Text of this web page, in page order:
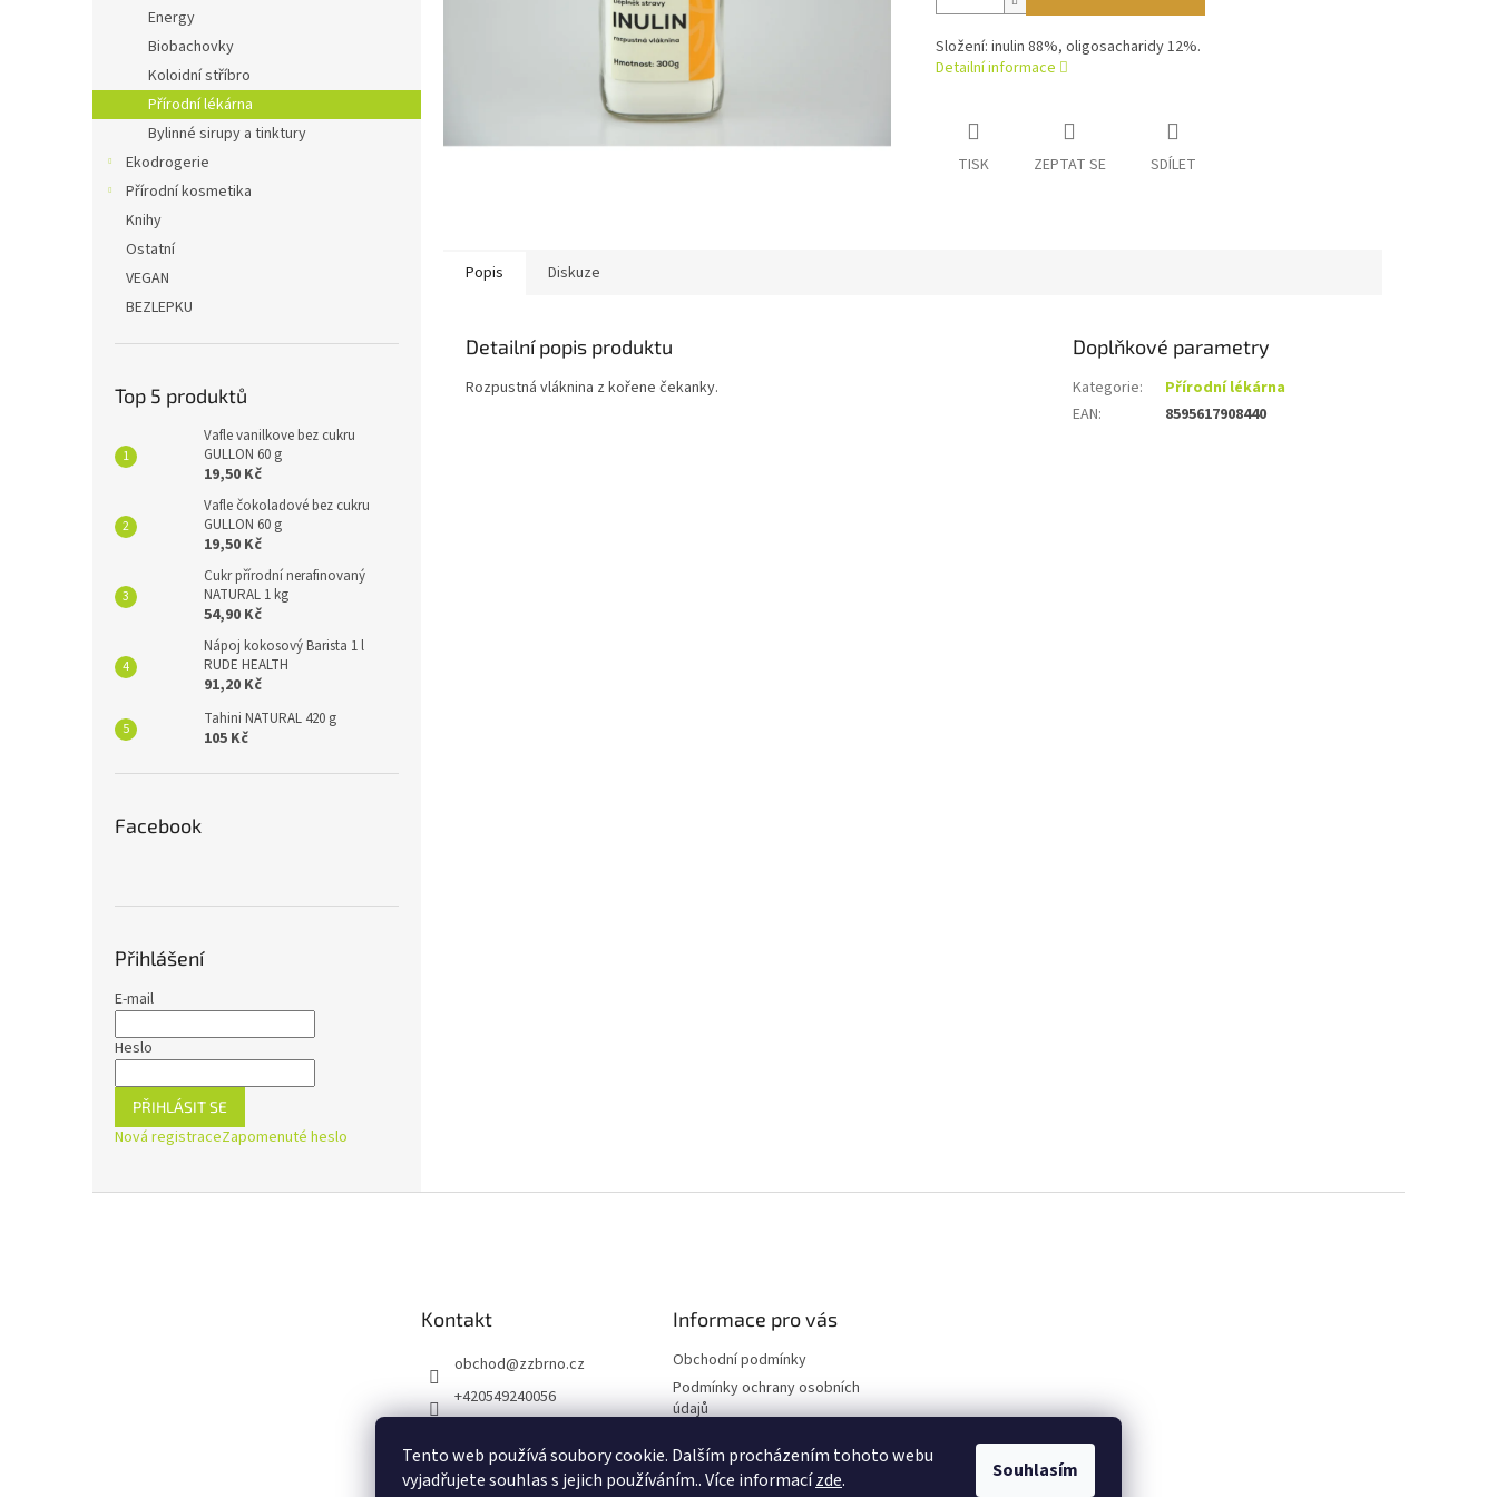
Tento web používá soubory cookie. Dalším procházením tohoto webu
vyjadřujete souhlas s jejich používáním.. Více informacízde. Souhlasím
Energy
Biobachovky
Koloidní stříbro
Přírodní lékárna
Bylinné sirupy a tinktury
Ekodrogerie
Přírodní kosmetika
Knihy
Ostatní
VEGAN
BEZLEPKU
Top 5 produktů
Vafle vanilkove bez cukru
GULLON 60 g
19,50 Kč
Vafle čokoladové bez cukru
GULLON 60 g
19,50 Kč
Cukr přírodní nerafinovaný
NATURAL 1 kg
54,90 Kč
Nápoj kokosový Barista 1 l
RUDE HEALTH
91,20 Kč
Tahini NATURAL 420 g
105 Kč
Facebook
Přihlášení
E-mail
Heslo
PŘIHLÁSIT SE
Nová registraceZapomenuté heslo
Složení: inulin 88%, oligosacharidy 12%.
Detailní informace
TISK ZEPTAT SE SDÍLET
Popis Diskuze
Detailní popis produktu
Rozpustná vláknina z kořene čekanky.
Doplňkové parametry
Kategorie:
Přírodní lékárna
EAN: 8595617908440
Kontakt
obchod@zzbrno.cz
+420549240056
ejnaZdravyzivot
Informace pro vás
Obchodní podmínky
Podmínky ochrany osobních
údajů